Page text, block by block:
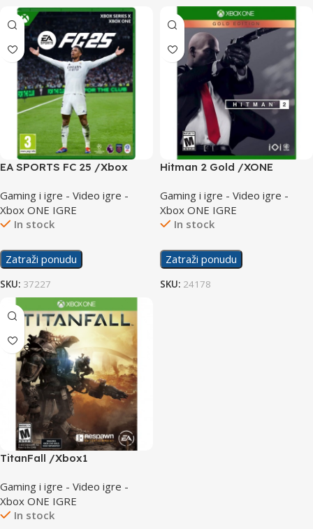
EA SPORTS FC 25 /Xbox
Gaming i igre - Video igre -
Xbox ONE IGRE
In stock
Zatraži ponudu
SKU: 37227
Hitman 2 Gold /XONE
Gaming i igre - Video igre -
Xbox ONE IGRE
In stock
Zatraži ponudu
SKU: 24178
TitanFall /Xbox1
Gaming i igre - Video igre -
Xbox ONE IGRE
In stock